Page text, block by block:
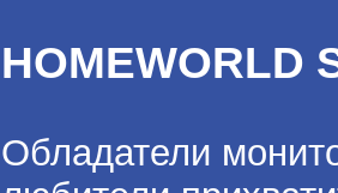
HOMEWORLD
Обладатели